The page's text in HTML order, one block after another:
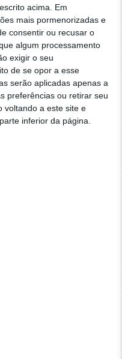
acima. Em
mais pormenorizadas e
consentir ou recusar o
algum processamento
exigir o seu
de se opor a esse
serão aplicadas apenas a
preferências ou retirar seu
voltando a este site e
inferior da página.